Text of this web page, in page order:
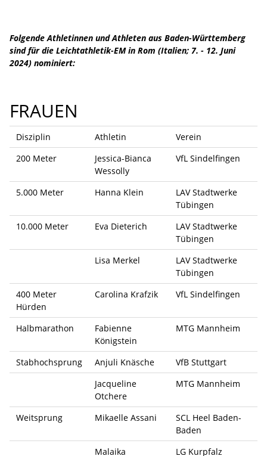
Folgende Athletinnen und Athleten aus Baden-Württemberg
sind für die Leichtathletik-EM in Rom (Italien; 7. - 12. Juni
2024) nominiert:
FRAUEN
Disziplin Athletin
Verein
200 Meter
Jessica-Bianca
Wessolly
VfL Sindelfingen
5.000 Meter Hanna Klein
LAV Stadtwerke
Tübingen
10.000 Meter
Eva Dieterich
LAV Stadtwerke
Tübingen
Lisa Merkel
LAV Stadtwerke
Tübingen
400 Meter
Hürden
Carolina Krafzik VfL Sindelfingen
Halbmarathon
Fabienne
Königstein
MTG Mannheim
Stabhochsprung Anjuli Knäsche
VfB Stuttgart
Jacqueline
Otchere
MTG Mannheim
Weitsprung Mikaelle Assani
SCL Heel Baden-
Baden
Malaika
LG Kurpfalz